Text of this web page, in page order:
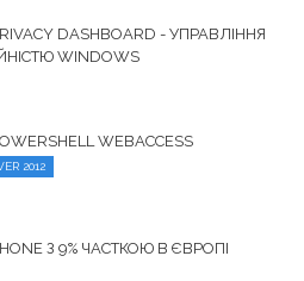
DASHBOARD - УПРАВЛІННЯ
WINDOWS
WEBACCESS
2012
З 9% ЧАСТКОЮ В ЄВРОПІ